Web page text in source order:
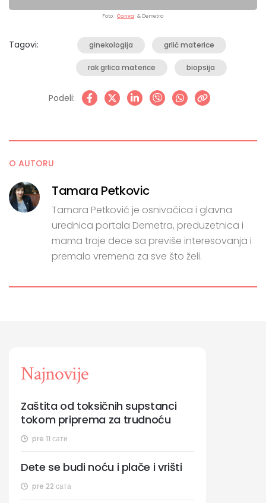
Foto: Canva & Demetra
Tagovi: ginekologija grlić materice
rak grlica materice biopsija
Podeli:
O AUTORU
Tamara Petkovic
Tamara Petković je osnivačica i glavna
urednica portala Demetra, preduzetnica i
mama troje dece sa previše interesovanja i
premalo vremena za sve što želi.
Najnovije
pre 11 сати
Zaštita od toksičnih supstanci
tokom priprema za trudnoću
pre 22 сата
Dete se budi noću i plače i vrišti